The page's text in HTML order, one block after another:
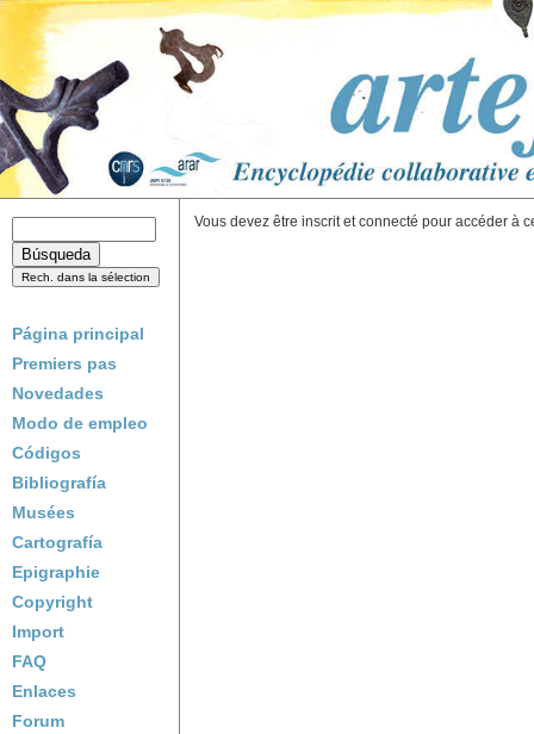
Página principal
Premiers pas
Novedades
Modo de empleo
Códigos
Bibliografía
Musées
Cartografía
Epigraphie
Copyright
Import
FAQ
Enlaces
Forum
Vous devez être inscrit et connecté pour accéder à